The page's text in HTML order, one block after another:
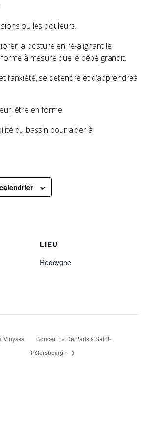
ou les douleurs.
la posture en ré-alignant le
à mesure que le bébé grandit.
l’anxiété, se détendre et d’apprendreà
être en forme.
du bassin pour aider à
LIEU
Redcygne
Vinyasa
Concert : « De Paris à Saint-
Pétersbourg »